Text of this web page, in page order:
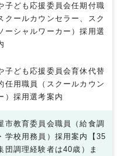
子ども応援委員会任期付職
クールカウンセラー、スク
ーシャルワーカー）採用選
子ども応援委員会育休代替
任用職員（スクールカウン
）採用選考案内
市教育委員会職員（給食調
学校用務員）採用案内【35
団調理経験者は40歳）ま